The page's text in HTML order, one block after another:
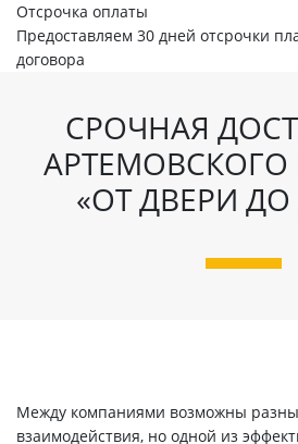
Отсрочка оплаты
Предоставляем 30 дней отсрочки
договора
СРОЧНАЯ
АРТЕМОВСКОГО
«ОТ ДВЕРИ ДО
Между компаниями возможны
взаимодействия, но одной из